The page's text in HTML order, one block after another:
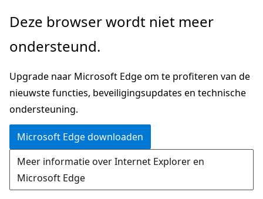
Naar
gaan
Deze browser wordt niet meer
ondersteund.
Upgrade naar Microsoft Edge om te profiteren van de
nieuwste functies, beveiligingsupdates en technische
ondersteuning.
Microsoft Edge downloaden
Meer informatie over Internet Explorer en
Microsoft Edge